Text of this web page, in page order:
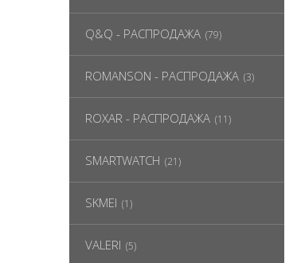
Q&Q - РАСПРОДАЖА (79)
ROMANSON - РАСПРОДАЖА (3)
ROXAR - РАСПРОДАЖА (11)
SMARTWATCH (21)
SKMEI (1)
VALERI (5)